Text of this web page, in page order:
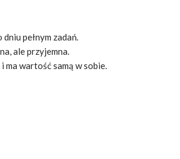
pełnym zadań.
ale przyjemna.
wartość samą w sobie.